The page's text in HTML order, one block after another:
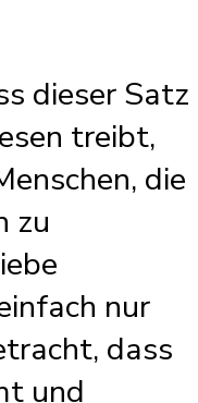
dieser Satz
treibt,
die
zu
nur
dass
und